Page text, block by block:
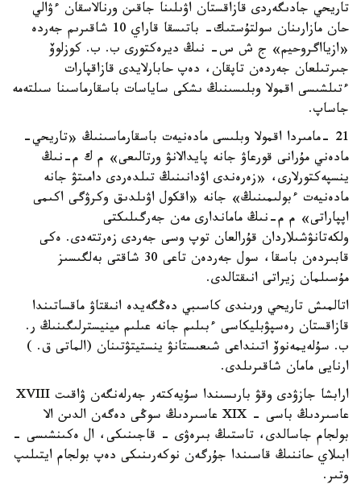
تاريحي جادىگەردى قازاقستان اۋىلىنا جاقىن ورنالاسقان ءۋالي
حان مازارىنان سولتۇستىك- باتىسقا قاراي 10 شاقىرىم جەردە
«ازيااگروحيم» ج ش س- نىڭ ديرەكتورى ب. ب. كوزلوۆ
جىرتىلعان جەردەن تاپقان، دەپ حابارلايدى قازاقپارات
ءتىلشىسى اقمولا وبلىسىنىڭ ىشكى ساياسات باسقارماسىنا سىلتەمە
جاساپ.
21 -مامىردا اقمولا وبلىسى مادەنيەت باسقارماسىنىڭ «تاريحي-
مادەني مۇرانى قورعاۋ جانە پايدالانۋ ورتالىعى» م ك م-نىڭ
ينسپەكتورلارى، «زەرەندى اۋدانىنىڭ تىلدەردى دامىتۋ جانە
مادەنيەت ءبولىمىنىڭ» جانە «اقكول اۋىلدىق وكرۋگى اكىمى
اپپاراتى» م م-نىڭ ماماندارى مەن جەرگىلىكتى
ولكەتانۋشىلاردان قۇرالعان توپ وسى جەردى زەرتتەدى. ەكى
قابىردەن باسقا، سول جەردەن تاعى 30 شاقتى بەلگىسىز
مۇسىلمان زيراتى انىقتالدى.
اتالمىش تاريحي ورىندى كاسىبي دەڭگەيدە انىقتاۋ ماقساتىندا
قازاقستان رەسپۋبليكاسى ءبىلىم جانە عىلىم مينيسترلىگىنىڭ ر.
ب. سۇلەيمەنوۆ اتىنداعى شىعىستانۋ ينستيتۋتىنان (الماتى ق. )
ارنايى مامان شاقىرىلدى.
ارابشا جازۋدى وقۋ بارىسىندا سۇيەكتەر جەرلەنگەن ۋاقىت XVIII
عاسىردىڭ باسى - XIX عاسىردىڭ سوڭى دەگەن الدىن الا
بولجام جاسالدى، تاستىڭ بىرەۋى - قاجىنىكى، ال ەكىنشىسى -
ابىلاي حاننىڭ قاسىندا جۇرگەن نوكەرىنىكى دەپ بولجام ايتىلىپ
وتىر.